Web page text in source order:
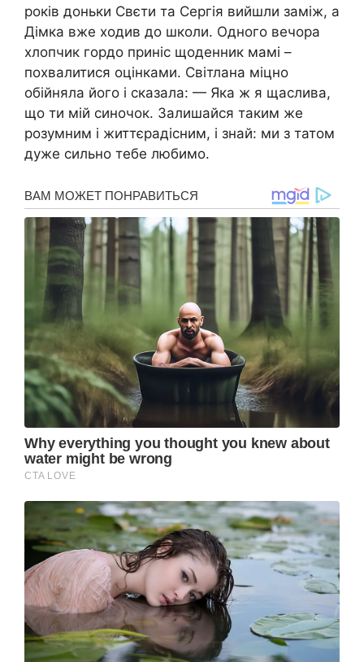
років доньки Свєти та Сергія вийшли заміж, а
Дімка вже ходив до школи. Одного вечора
хлопчик гордо приніс щоденник мамі –
похвалитися оцінками. Світлана міцно
обійняла його і сказала: — Яка ж я щаслива,
що ти мій синочок. Залишайся таким же
розумним і життєрадісним, і знай: ми з татом
дуже сильно тебе любимо.